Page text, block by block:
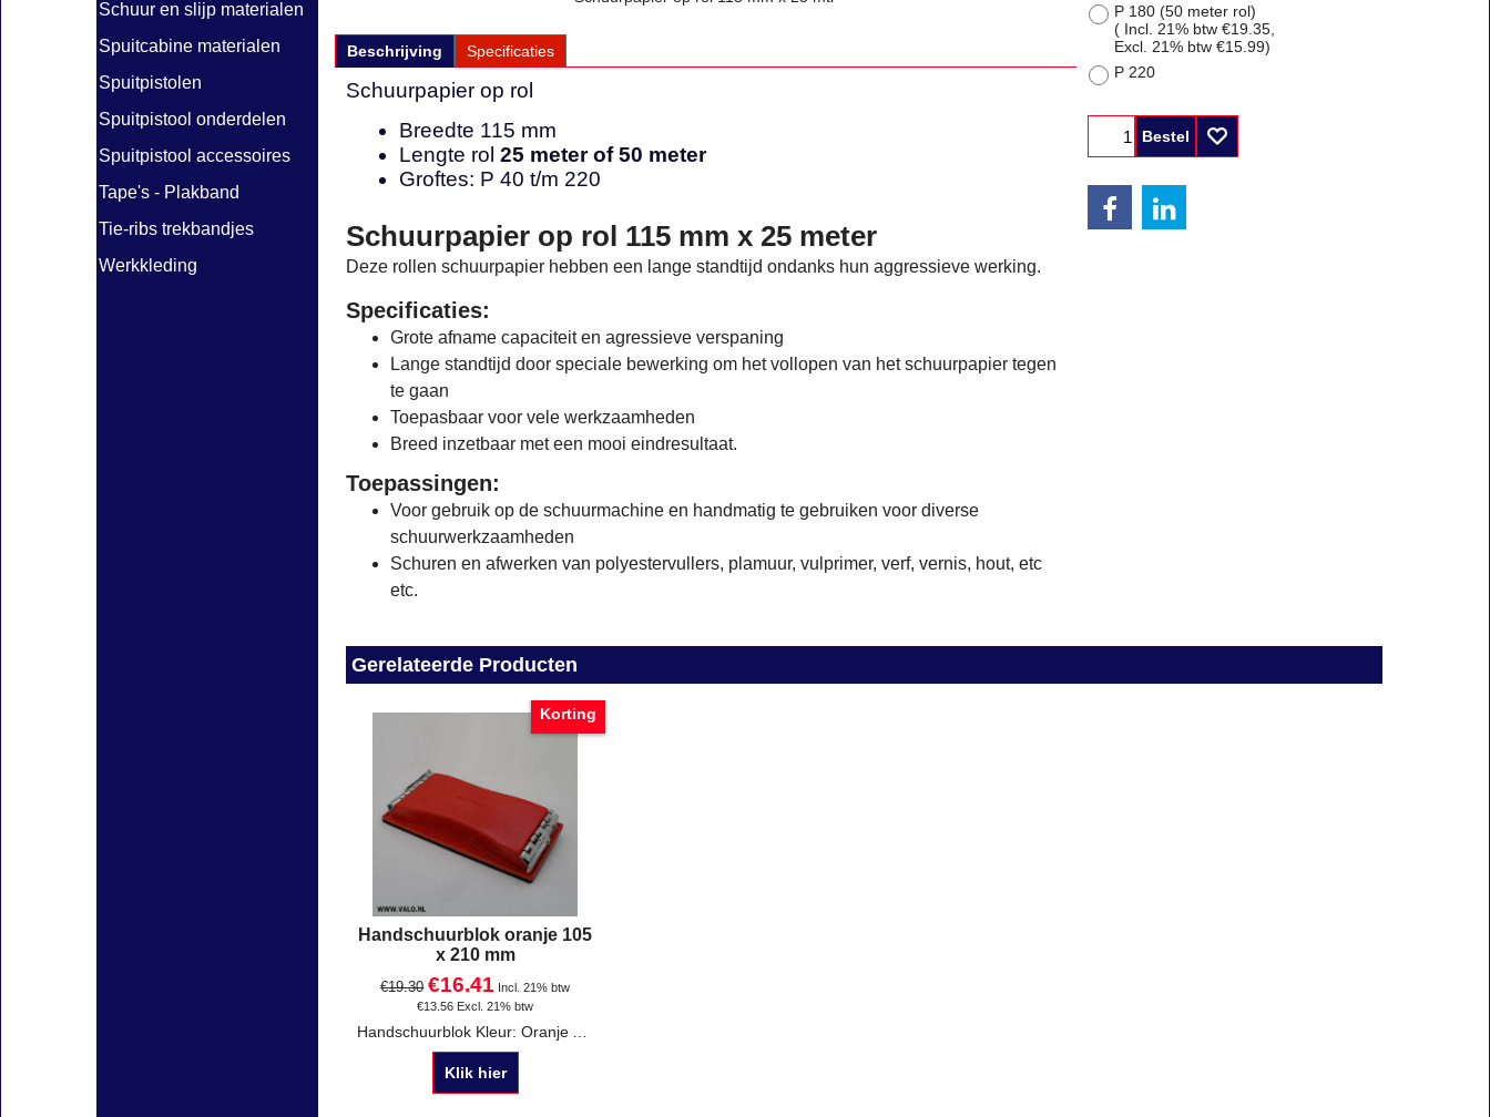
Schuur en slijp materialen
Spuitcabine materialen
Spuitpistolen
Spuitpistool onderdelen
Spuitpistool accessoires
Tape's - Plakband
Tie-ribs trekbandjes
Werkkleding
P 180 (50 meter rol)
( Incl. 21% btw €19.35,
Excl. 21% btw €15.99)
P 220
Bestel
Beschrijving Specificaties
Schuurpapier op rol
Breedte 115 mm
Lengte rol 25 meter of 50 meter
Groftes: P 40 t/m 220
Schuurpapier op rol 115 mm x 25 meter
Deze rollen schuurpapier hebben een lange standtijd ondanks hun aggressieve werking.
Specificaties:
Grote afname capaciteit en agressieve verspaning
Lange standtijd door speciale bewerking om het vollopen van het schuurpapier tegen
te gaan
Toepasbaar voor vele werkzaamheden
Breed inzetbaar met een mooi eindresultaat.
Toepassingen:
Voor gebruik op de schuurmachine en handmatig te gebruiken voor diverse
schuurwerkzaamheden
Schuren en afwerken van polyestervullers, plamuur, vulprimer, verf, vernis, hout, etc
etc.
Gerelateerde Producten
Korting
Handschuurblok oranje 105
x 210 mm
€19.30 €16.41 Incl. 21% btw
€13.56 Excl. 21% btw
Klik hier